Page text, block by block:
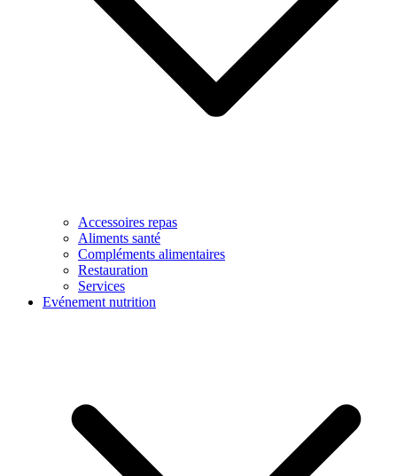
Accessoires repas
Aliments santé
Compléments alimentaires
Restauration
Services
Evénement nutrition